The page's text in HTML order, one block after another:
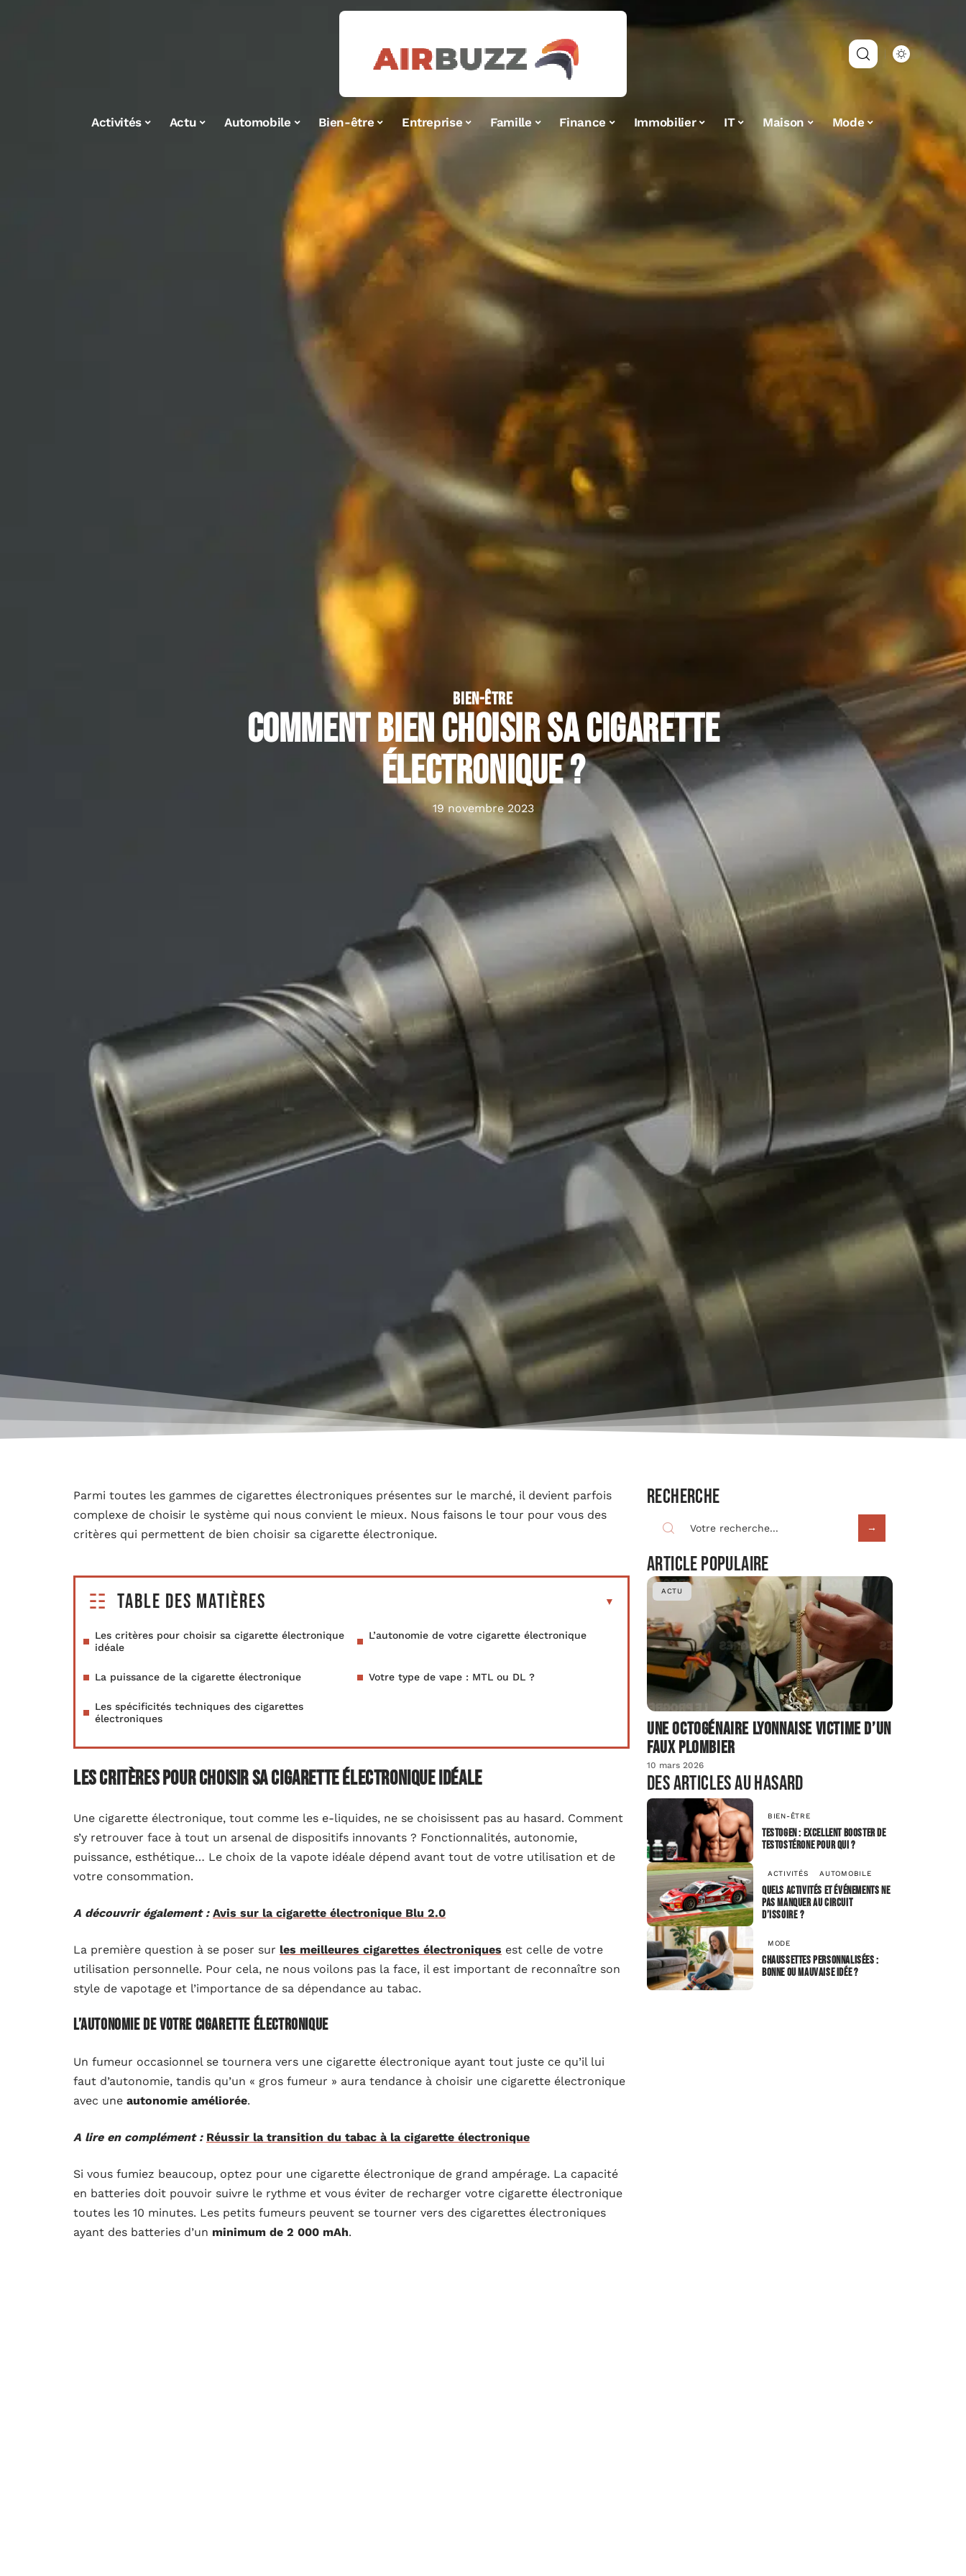
Activités Actu Automobile Bien-être Entreprise Famille Finance Immobilier IT Maison Mode
BIEN-ÊTRE
Comment bien choisir sa cigarette
électronique ?
19 novembre 2023
Parmi toutes les gammes de cigarettes électroniques présentes sur le marché, il devient parfois
complexe de choisir le système qui nous convient le mieux. Nous faisons le tour pour vous des
critères qui permettent de bien choisir sa cigarette électronique.
Table des matières
Les critères pour choisir sa cigarette électronique
idéale
L’autonomie de votre cigarette électronique
La puissance de la cigarette électronique Votre type de vape : MTL ou DL ?
Les spécificités techniques des cigarettes
électroniques
Les critères pour choisir sa cigarette électronique idéale
Une cigarette électronique, tout comme les e-liquides, ne se choisissent pas au hasard. Comment
s’y retrouver face à tout un arsenal de dispositifs innovants ? Fonctionnalités, autonomie,
puissance, esthétique… Le choix de la vapote idéale dépend avant tout de votre utilisation et de
votre consommation.
A découvrir également : Avis sur la cigarette électronique Blu 2.0
La première question à se poser sur les meilleures cigarettes électroniques est celle de votre
utilisation personnelle. Pour cela, ne nous voilons pas la face, il est important de reconnaître son
style de vapotage et l’importance de sa dépendance au tabac.
L’autonomie de votre cigarette électronique
Un fumeur occasionnel se tournera vers une cigarette électronique ayant tout juste ce qu’il lui
faut d’autonomie, tandis qu’un « gros fumeur » aura tendance à choisir une cigarette électronique
avec une autonomie améliorée.
A lire en complément : Réussir la transition du tabac à la cigarette électronique
Si vous fumiez beaucoup, optez pour une cigarette électronique de grand ampérage. La capacité
en batteries doit pouvoir suivre le rythme et vous éviter de recharger votre cigarette électronique
toutes les 10 minutes. Les petits fumeurs peuvent se tourner vers des cigarettes électroniques
ayant des batteries d’un minimum de 2 000 mAh.
Recherche
Article populaire
ACTU
Une octogénaire lyonnaise victime d’un
faux plombier
10 mars 2026
Des articles au hasard
BIEN-ÊTRE
Testogen : excellent booster de
testostérone pour qui ?
ACTIVITÉS AUTOMOBILE
Quels activités et événements ne
pas manquer au Circuit
d’Issoire ?
MODE
Chaussettes personnalisées :
bonne ou mauvaise idée ?